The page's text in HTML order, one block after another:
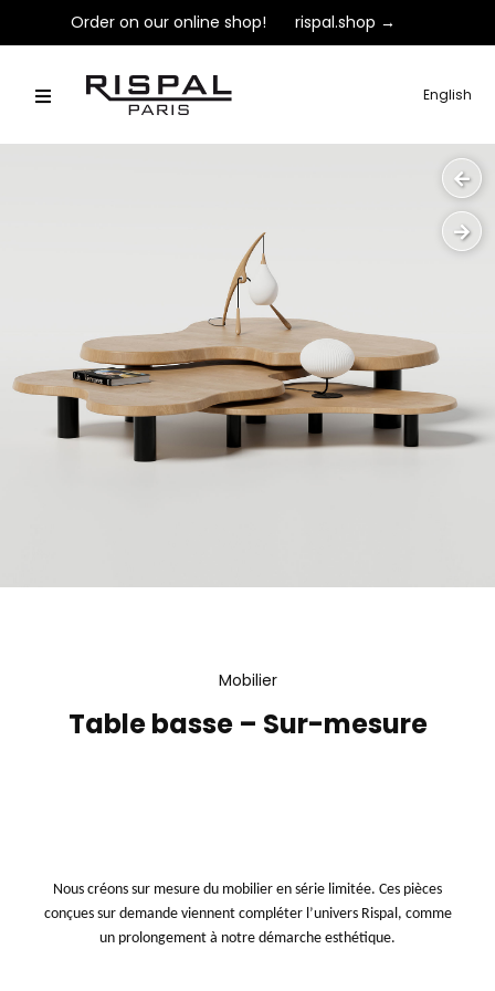
Order on our online shop! rispal.shop →
English
Mobilier
Table basse – Sur-mesure
Nous créons sur mesure du mobilier en série limitée. Ces pièces
conçues sur demande viennent compléter l’univers Rispal, comme
un prolongement à notre démarche esthétique.